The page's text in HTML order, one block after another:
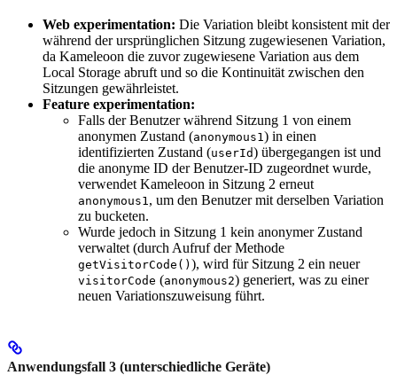
Web experimentation: Die Variation bleibt konsistent mit der
während der ursprünglichen Sitzung zugewiesenen Variation,
da Kameleoon die zuvor zugewiesene Variation aus dem
Local Storage abruft und so die Kontinuität zwischen den
Sitzungen gewährleistet.
Feature experimentation:
Falls der Benutzer während Sitzung 1 von einem
anonymen Zustand (anonymous1) in einen
identifizierten Zustand (userId) übergegangen ist und
die anonyme ID der Benutzer-ID zugeordnet wurde,
verwendet Kameleoon in Sitzung 2 erneut
anonymous1, um den Benutzer mit derselben Variation
zu bucketen.
Wurde jedoch in Sitzung 1 kein anonymer Zustand
verwaltet (durch Aufruf der Methode
getVisitorCode() ), wird für Sitzung 2 ein neuer
visitorCode (anonymous2) generiert, was zu einer
neuen Variationszuweisung führt.
Anwendungsfall 3 (unterschiedliche Geräte)